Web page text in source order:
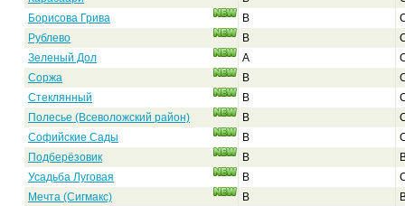
Борисова Грива
B
Рублево
B
Зеленый Дол
A
Соржа
B
Стеклянный
B
Полесье (Всеволожский район)
B
Софийские Сады
B
Подберёзовик
B
Усадьба Луговая
B
Мечта (Сигмакс)
B